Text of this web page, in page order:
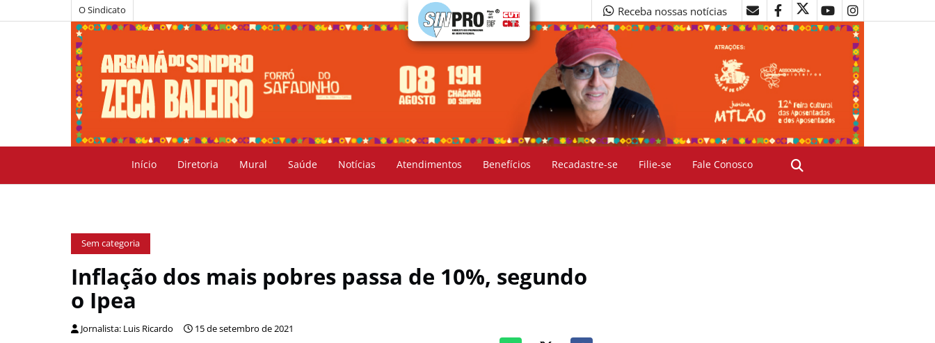
O Sindicato Receba nossas notícias
Início Diretoria Mural Saúde Notícias Atendimentos Benefícios Recadastre-se Filie-se Fale Conosco
Sem categoria
Inflação dos mais pobres passa de 10%, segundo
o Ipea
Jornalista: Luis Ricardo 15 de setembro de 2021